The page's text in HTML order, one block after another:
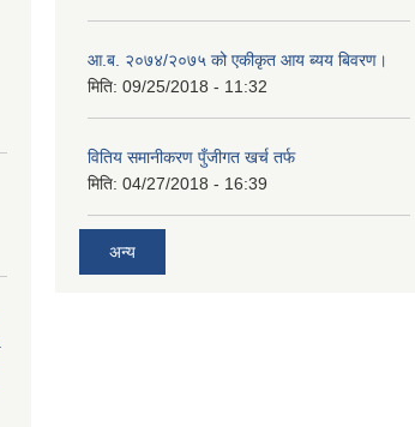
आ.ब. २०७४/२०७५ को एकीकृत आय ब्यय बिवरण।
मिति: 09/25/2018 - 11:32
वितिय समानीकरण पुँजीगत खर्च तर्फ
मिति: 04/27/2018 - 16:39
अन्य